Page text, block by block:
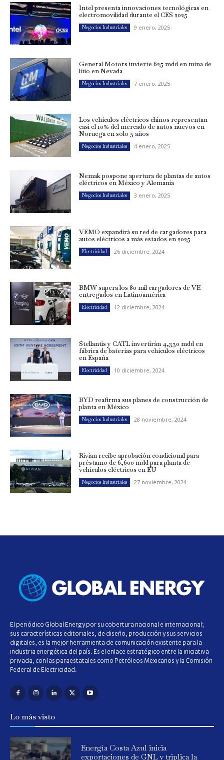
Intel presenta innovaciones tecnológicas en
electromovilidad durante el CES 2025
Negocios Industriales 9 enero, 2025
General Motors invierte 625 mdd en mina de
litio en Nevada
Negocios Industriales 7 enero, 2025
Los vehículos eléctricos chinos representan
casi el 10% del mercado de autos nuevos en
Noruega en solo 5 años
Negocios Industriales 4 enero, 2025
Nemak pospone apertura de plantas de autos
eléctricos en México y Alemania
Negocios Industriales 3 enero, 2025
VEMO expandirá su red de cargadores para
autos eléctricos a más estados en 2025
Electricidad 26 diciembre, 2024
BMW supera los 80 mil cargadores de VE
entregados en Latinoamérica
Electricidad 12 diciembre, 2024
Stellantis y CATL invertirán 4,330 mdd en
fábrica de baterías para vehículos eléctricos
en España
Electricidad 10 diciembre, 2024
BYD reafirma sus planes de construcción de
planta en México
Negocios Industriales 28 noviembre, 2024
Rivian recibe aprobación condicional para
préstamo de 6,600 mdd para planta de
vehículos eléctricos en EU
Negocios Industriales 27 noviembre, 2024
El periódico Global Energy por su cobertura nacional e internacional;
sus características editoriales, de diseño, producción y sus servicios
digitales, es la mejor herramienta de comunicación existente para la
industria energética del país. Es el enlace estratégico entre la iniciativa
privada, con las paraestatales como Petróleos Mexicanos y la Comisión
Federal de Electricidad.
Lo más visto
Energía Costa Azul inicia
exportaciones de GNL y triplica la